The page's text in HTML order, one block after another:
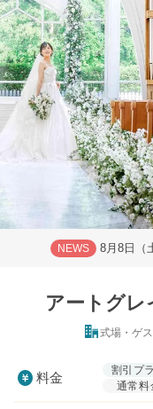
NEWS 8月8日（
アートグレ
式場・ゲ
料金
割引プ
通常料